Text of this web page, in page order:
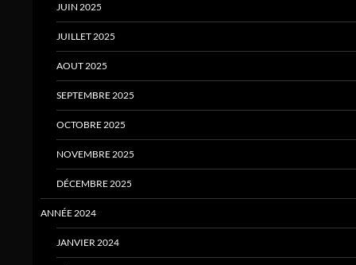
JUIN 2025
JUILLET 2025
AOUT 2025
SEPTEMBRE 2025
OCTOBRE 2025
NOVEMBRE 2025
DÉCEMBRE 2025
ANNÉE 2024
JANVIER 2024